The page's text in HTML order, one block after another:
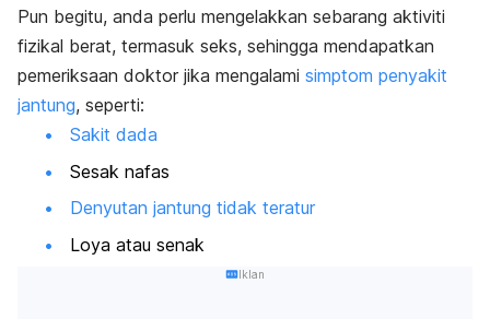
Pun begitu, anda perlu mengelakkan sebarang aktiviti
fizikal berat, termasuk seks, sehingga mendapatkan
pemeriksaan doktor jika mengalami simptom penyakit
jantung, seperti:
Sakit dada
Sesak nafas
Denyutan jantung tidak teratur
Loya atau senak
Iklan